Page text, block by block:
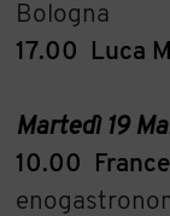
Bologna
17.00
Luca
Martedì 19
10.00